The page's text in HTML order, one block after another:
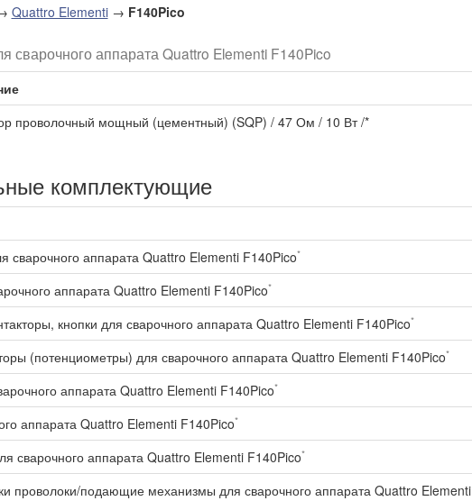
Quattro Elementi→ F140Pico
сварочного аппарата Quattro Elementi F140Pico
проволочный мощный (цементный) (SQP) / 47 Ом / 10 Вт /*
комплектующие
сварочного аппарата Quattro Elementi F140Pico*
аппарата Quattro Elementi F140Pico*
кнопки для сварочного аппарата Quattro Elementi F140Pico*
(потенциометры) для сварочного аппарата Quattro Elementi F140Pico*
аппарата Quattro Elementi F140Pico*
аппарата Quattro Elementi F140Pico*
сварочного аппарата Quattro Elementi F140Pico*
проволоки/подающие механизмы для сварочного аппарата Quattro Elementi